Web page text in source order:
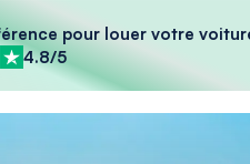
pour louer votre
4.8/5